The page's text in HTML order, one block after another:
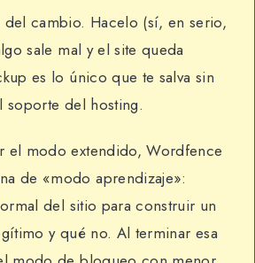
del cambio. Hacelo (sí, en serio,
sale mal y el site queda
es lo único que te salva sin
soporte del hosting.
el modo extendido, Wordfence
de «modo aprendizaje»:
del sitio para construir un
y qué no. Al terminar esa